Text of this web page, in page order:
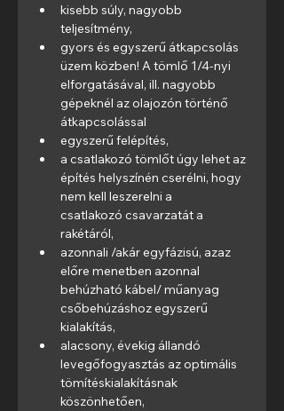
kisebb súly, nagyobb
teljesítmény,
gyors és egyszerű átkapcsolás
üzem közben! A tömlő 1/4-nyi
elforgatásával, ill. nagyobb
gépeknél az olajozón történő
átkapcsolással
egyszerű felépítés,
a csatlakozó tömlőt úgy lehet az
építés helyszínén cserélni, hogy
nem kell leszerelni a
csatlakozó csavarzatát a
rakétáról,
azonnali /akár egyfázisú, azaz
előre menetben azonnal
behúzható kábel/ műanyag
csőbehúzáshoz egyszerű
kialakítás,
alacsony, évekig állandó
levegőfogyasztás az optimális
tömítéskialakításnak
köszönhetően,